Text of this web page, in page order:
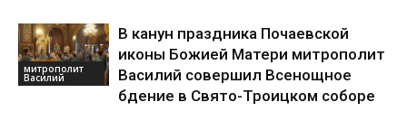
митрополит
Василий
В канун праздника Почаевской
иконы Божией Матери митрополит
Василий совершил Всенощное
бдение в Свято-Троицком соборе